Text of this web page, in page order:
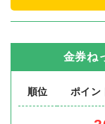
金券ね
順位 ポイン